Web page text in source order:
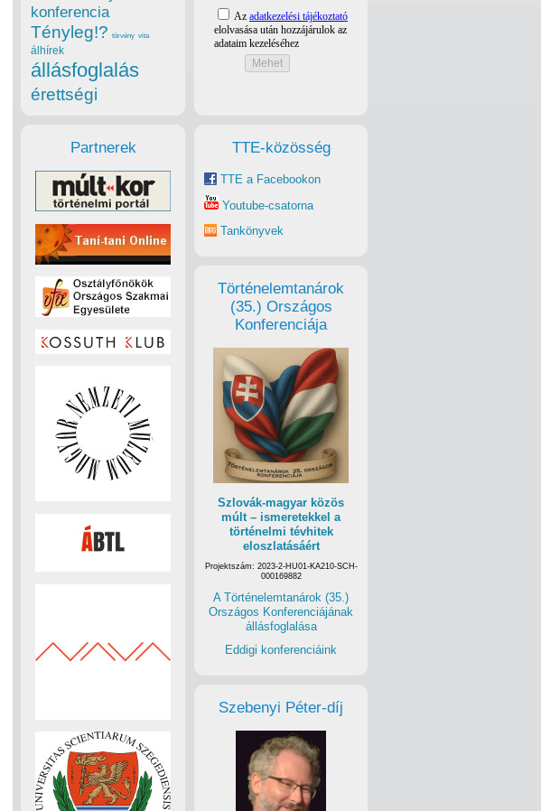
TTE-közösség
TTE a Facebookon
Youtube-csatorna
Tankönyvek
Történelemtanárok
(35.) Országos
Konferenciája
Szlovák-magyar közös
múlt – ismeretekkel a
történelmi tévhitek
eloszlatásáért
Projektszám: 2023-2-HU01-KA210-SCH-
000169882
A Történelemtanárok (35.)
Országos Konferenciájának
állásfoglalása
Eddigi konferenciáink
Szebenyi Péter-díj
konferencia
Tényleg!? törvény vita
álhírek
állásfoglalás
érettségi
Partnerek